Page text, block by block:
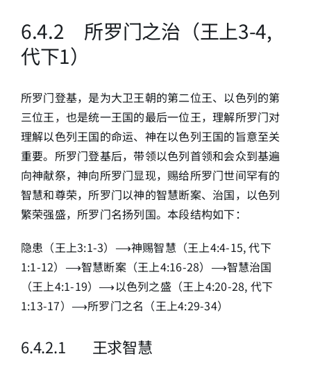
6.4.2 所罗门之治（王上3-4,
代下1）
所罗门登基，是为大卫王朝的第二位王、以色列的第
三位王，也是统一王国的最后一位王，理解所罗门对
理解以色列王国的命运、神在以色列王国的旨意至关
重要。所罗门登基后，带领以色列首领和会众到基遍
向神献祭，神向所罗门显现，赐给所罗门世间罕有的
智慧和尊荣，所罗门以神的智慧断案、治国，以色列
繁荣强盛，所罗门名扬列国。本段结构如下：
隐患（王上3:1-3）⟶神赐智慧（王上4:4-15, 代下
1:1-12）⟶智慧断案（王上4:16-28）⟶智慧治国
（王上4:1-19）⟶以色列之盛（王上4:20-28, 代下
1:13-17）⟶所罗门之名（王上4:29-34）
6.4.2.1 王求智慧